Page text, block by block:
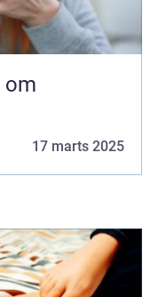
om
17 marts 2025